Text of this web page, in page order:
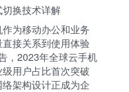
换技术详解
为移动办公和业务
接关系到使用体验
，2023年全球云手机
用户占比首次突破
架构设计正成为企